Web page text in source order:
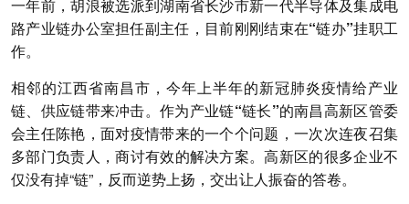
一年前，胡浪被选派到湖南省长沙市新一代半导体及集成电
路产业链办公室担任副主任，目前刚刚结束在“链办”挂职工
作。
相邻的江西省南昌市，今年上半年的新冠肺炎疫情给产业
链、供应链带来冲击。作为产业链“链长”的南昌高新区管委
会主任陈艳 ，面对疫情带来的一个个问题，一次次连夜召集
多部门负责人，商讨有效的解决方案。高新区的很多企业不
仅没有掉“链”，反而逆势上扬，交出让人振奋的答卷。